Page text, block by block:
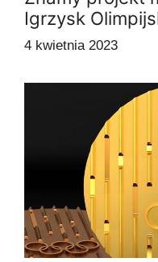
Igrzysk
4 kwietnia 2023